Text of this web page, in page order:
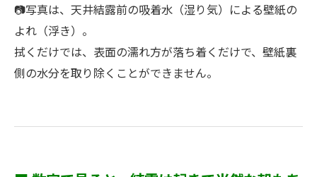
📷写真は、天井結露前の吸着水（湿り気）による壁紙の
よれ（浮き）。
拭くだけでは、表面の濡れ方が落ち着くだけで、壁紙裏
側の水分を取り除くことができません。